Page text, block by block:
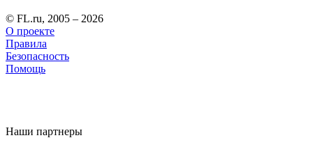
© FL.ru, 2005 – 2026
О проекте
Правила
Безопасность
Помощь
Наши партнеры